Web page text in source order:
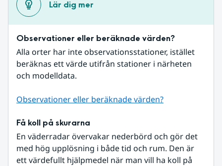
Lär dig mer
Observationer eller beräknade värden?
Alla orter har inte observationsstationer, istället
beräknas ett värde utifrån stationer i närheten
och modelldata.
Observationer eller beräknade värden?
Få koll på skurarna
En väderradar övervakar nederbörd och gör det
med hög upplösning i både tid och rum. Den är
ett värdefullt hjälpmedel när man vill ha koll på